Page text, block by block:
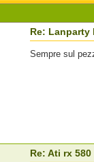
Re: Lanparty
Sempre sul
Re: Ati rx